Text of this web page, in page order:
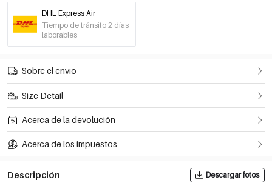
-30%
Albaricoque/METRO
0605957-051 M
Albaricoque/L
0605957-051 L
DHL Express Air
Tiempo de tránsito 2 días
laborables
Sobre el envío
Size Detail
Acerca de la devolución
Acerca de los impuestos
Descripción Descargar fotos